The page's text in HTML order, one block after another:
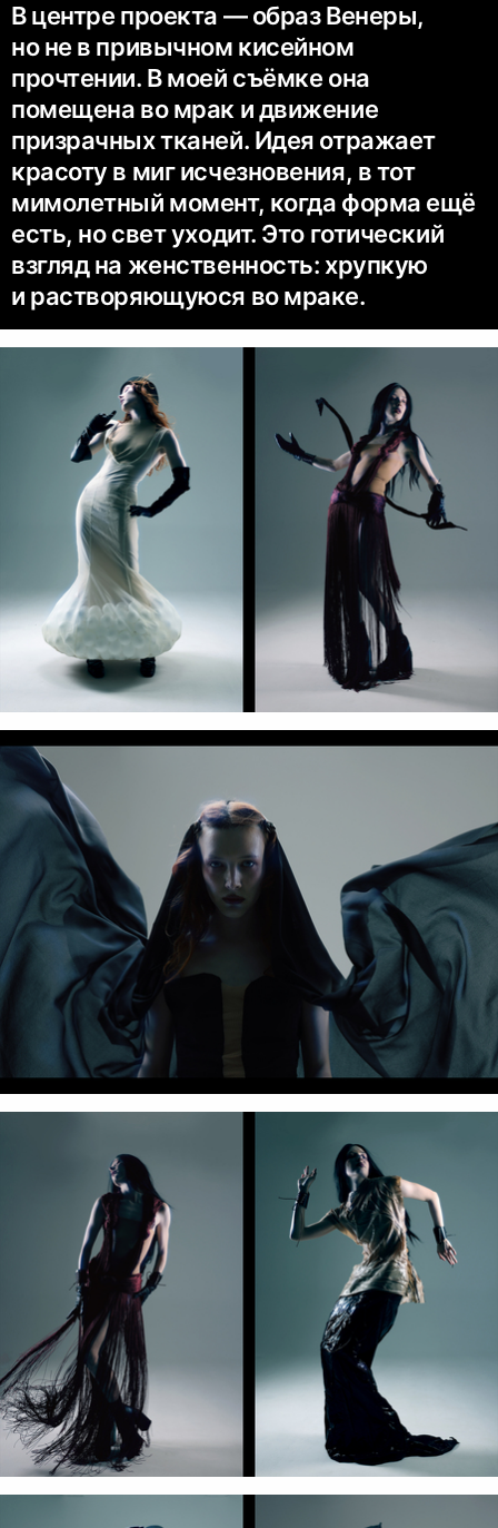
В центре проекта — образ Венеры,
но не в привычном кисейном
прочтении. В моей съёмке она
помещена во мрак и движение
призрачных тканей. Идея отражает
красоту в миг исчезновения, в тот
мимолетный момент, когда форма ещё
есть, но свет уходит. Это готический
взгляд на женственность: хрупкую
и растворяющуюся во мраке.